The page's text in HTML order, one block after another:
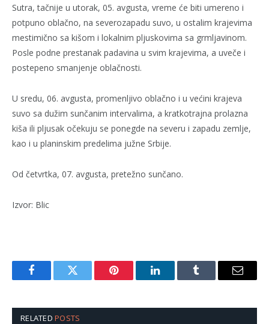
Sutra, tačnije u utorak, 05. avgusta, vreme će biti umereno i
potpuno oblačno, na severozapadu suvo, u ostalim krajevima
mestimično sa kišom i lokalnim pljuskovima sa grmljavinom.
Posle podne prestanak padavina u svim krajevima, a uveče i
postepeno smanjenje oblačnosti.
U sredu, 06. avgusta, promenlјivo oblačno i u većini krajeva
suvo sa dužim sunčanim intervalima, a kratkotrajna prolazna
kiša ili plјusak očekuju se ponegde na severu i zapadu zemlјe,
kao i u planinskim predelima južne Srbije.
Od četvrtka, 07. avgusta, pretežno sunčano.
Izvor: Blic
FacebookTwitter Pinterest LinkedInTumblr Email
RELATEDPOSTS